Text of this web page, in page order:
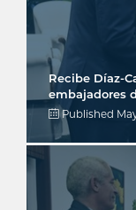
Recibe Díaz-
embajadores
Published